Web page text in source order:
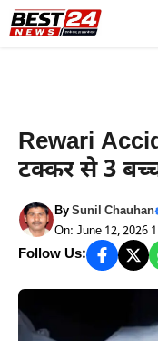
Skip
to
Rewari
टक्कर से 3
BySunil Chauhan
On: June 12, 2026
Follow Us: